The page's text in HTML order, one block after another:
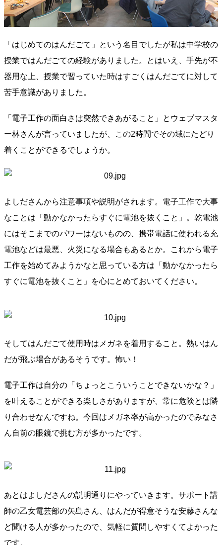
「はじめてのはんだごて」という名目でしたが私は中学校の
授業ではんだごての経験がありました。とはいえ、手先が不
器用な上、授業で習っていた時はすごくはんだごてに対して
苦手意識がありました。
「電子工作の面白さは突然できあがること」とウェブマスタ
ー林さんが言っていましたが、この2時間でその域にたどり
着くことができるでしょうか。
よしださんから注意事項や説明がされます。電子工作で大事
なことは「動かなかったらすぐに電池を抜くこと」。乾電池
にはそこまでのパワーはないものの、携帯電話に使われる充
電池などは最悪、火災になる場合もあるとか。これから電子
工作を始めてみようかなと思っている方は「動かなかったら
すぐに電池を抜くこと」を心にとめておいてください。
そしてはんだごて使用時はメガネを着用すること。熱いはん
だが飛ぶ場合があるそうです。怖い！
電子工作は自分の「ちょっとこういうことできないかな？」
を叶えることができる楽しさがありますが、常に危険とは隣
り合わせなんですね。今回はメガネ率が高かったのでみなさ
ん自前の眼鏡で挑む方が多かったです。
あとはよしださんの説明通りにやっていきます。サポート講
師の乙女電芸部の矢島さん、はんだが得意そうな安藤さんな
ど聞ける人が多かったので、気軽に質問しやすくてよかった
です。